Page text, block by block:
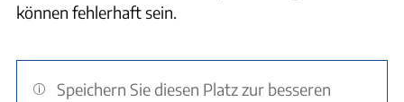
können fehlerhaft sein.
Speichern Sie diesen Platz zur besseren